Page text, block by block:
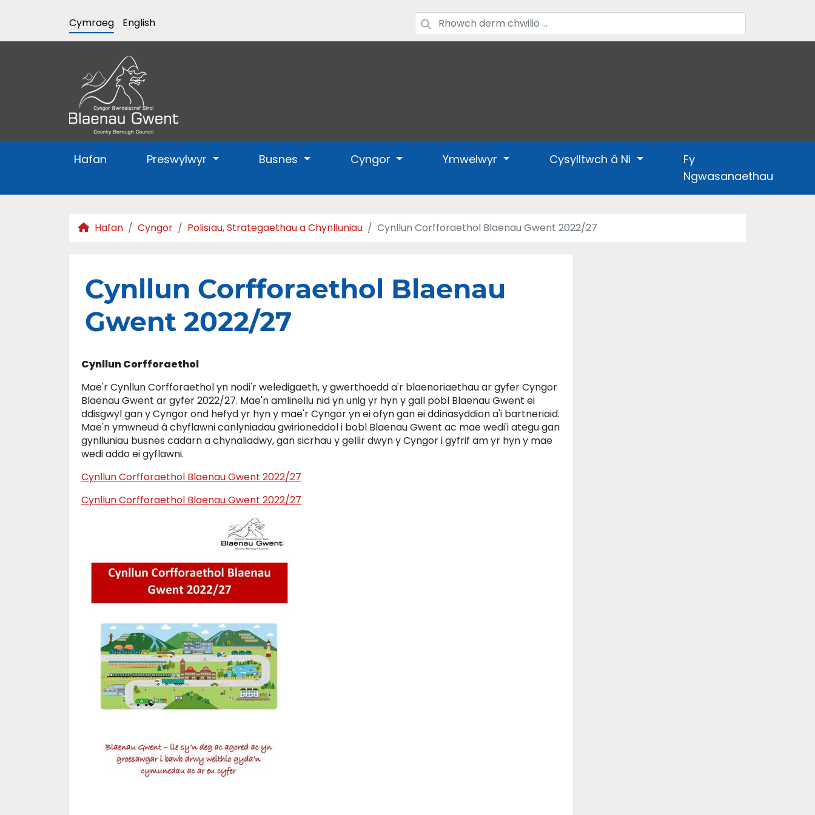
Cymraeg English
Hafan Preswylwyr Busnes Cyngor Ymwelwyr Cysylltwch â Ni
Fy
Ngwasanaethau
Hafan Cyngor Polisïau, Strategaethau a Chynlluniau Cynllun Corfforaethol Blaenau Gwent 2022/27
Cynllun Corfforaethol Blaenau
Gwent 2022/27
Cynllun Corfforaethol
Mae'r Cynllun Corfforaethol yn nodi'r weledigaeth, y gwerthoedd a'r blaenoriaethau ar gyfer Cyngor
Blaenau Gwent ar gyfer 2022/27. Mae'n amlinellu nid yn unig yr hyn y gall pobl Blaenau Gwent ei
ddisgwyl gan y Cyngor ond hefyd yr hyn y mae'r Cyngor yn ei ofyn gan ei ddinasyddion a'i bartneriaid.
Mae'n ymwneud â chyflawni canlyniadau gwirioneddol i bobl Blaenau Gwent ac mae wedi'i ategu gan
gynlluniau busnes cadarn a chynaliadwy, gan sicrhau y gellir dwyn y Cyngor i gyfrif am yr hyn y mae
wedi addo ei gyflawni.
Cynllun Corfforaethol Blaenau Gwent 2022/27
Cynllun Corfforaethol Blaenau Gwent 2022/27